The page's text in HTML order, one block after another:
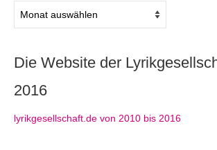
Die Website der
2016
lyrikgesellschaft.de von 2010 bis 2016